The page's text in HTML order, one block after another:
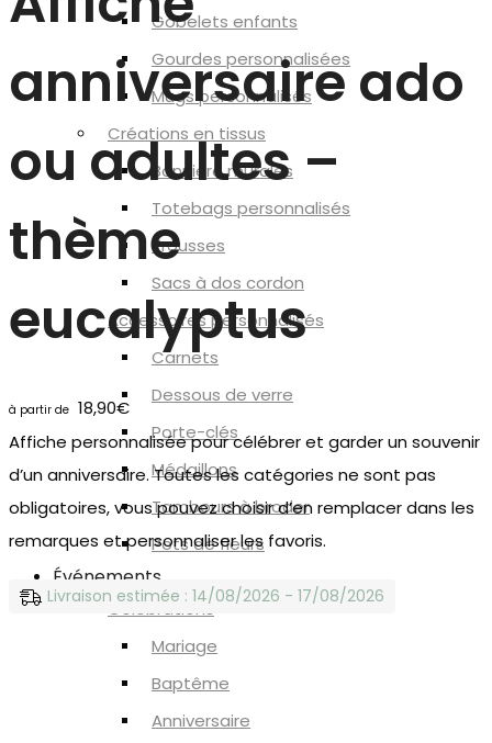
Gobelets enfants
Gourdes personnalisées
Mugs personnalisés
Créations en tissus
Bannière murales
Totebags personnalisés
Trousses
Sacs à dos cordon
Accessoires personnalisés
Carnets
Dessous de verre
Porte-clés
Médaillons
Tambours à broder
Pots de fleurs
Événements
Célébrations
Mariage
Baptême
Anniversaire
anniversaire ado
ou adultes –
thème
eucalyptus
18,90€
Affiche personnalisée pour célébrer et garder un souvenir
d’un anniversaire. Toutes les catégories ne sont pas
obligatoires, vous pouvez choisir d’en remplacer dans les
remarques et personnaliser les favoris.
Livraison estimée : 14/08/2026 - 17/08/2026